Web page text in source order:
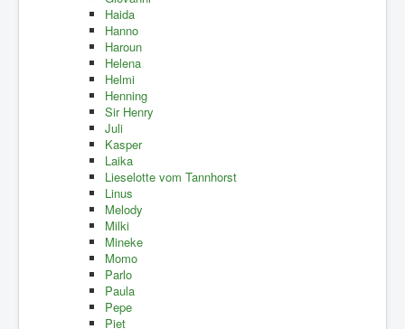
Haida
Hanno
Haroun
Helena
Helmi
Henning
Sir Henry
Juli
Kasper
Laika
Lieselotte vom Tannhorst
Linus
Melody
Milki
Mineke
Momo
Parlo
Paula
Pepe
Piet